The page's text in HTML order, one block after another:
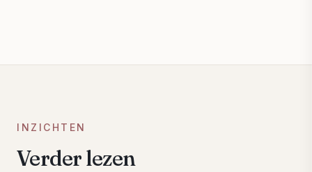
INZICHTEN
Verder lezen